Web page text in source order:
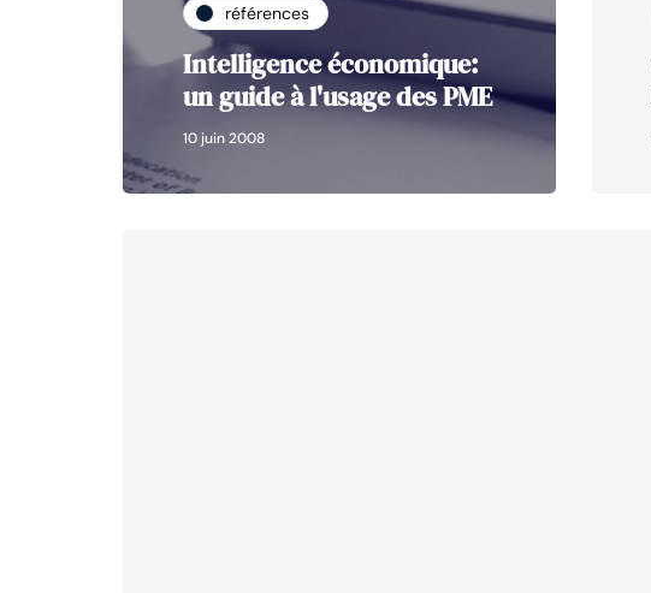
références
Intelligence économique:
un guide à l'usage des PME
10 juin 2008